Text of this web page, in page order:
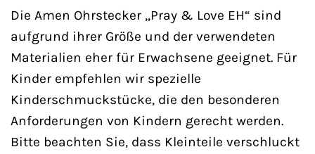
Die Amen Ohrstecker „Pray & Love EH“ sind
aufgrund ihrer Größe und der verwendeten
Materialien eher für Erwachsene geeignet. Für
Kinder empfehlen wir spezielle
Kinderschmuckstücke, die den besonderen
Anforderungen von Kindern gerecht werden.
Bitte beachten Sie, dass Kleinteile verschluckt